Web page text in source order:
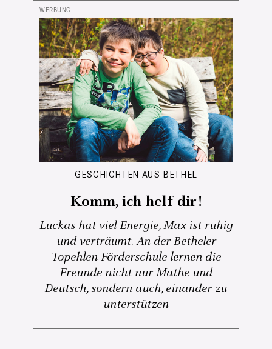
GESCHICHTEN AUS BETHEL
Komm, ich helf dir!
Luckas hat viel Energie, Max ist ruhig
und verträumt. An der Betheler
Topehlen-Förderschule lernen die
Freunde nicht nur Mathe und
Deutsch, sondern auch, einander zu
unterstützen